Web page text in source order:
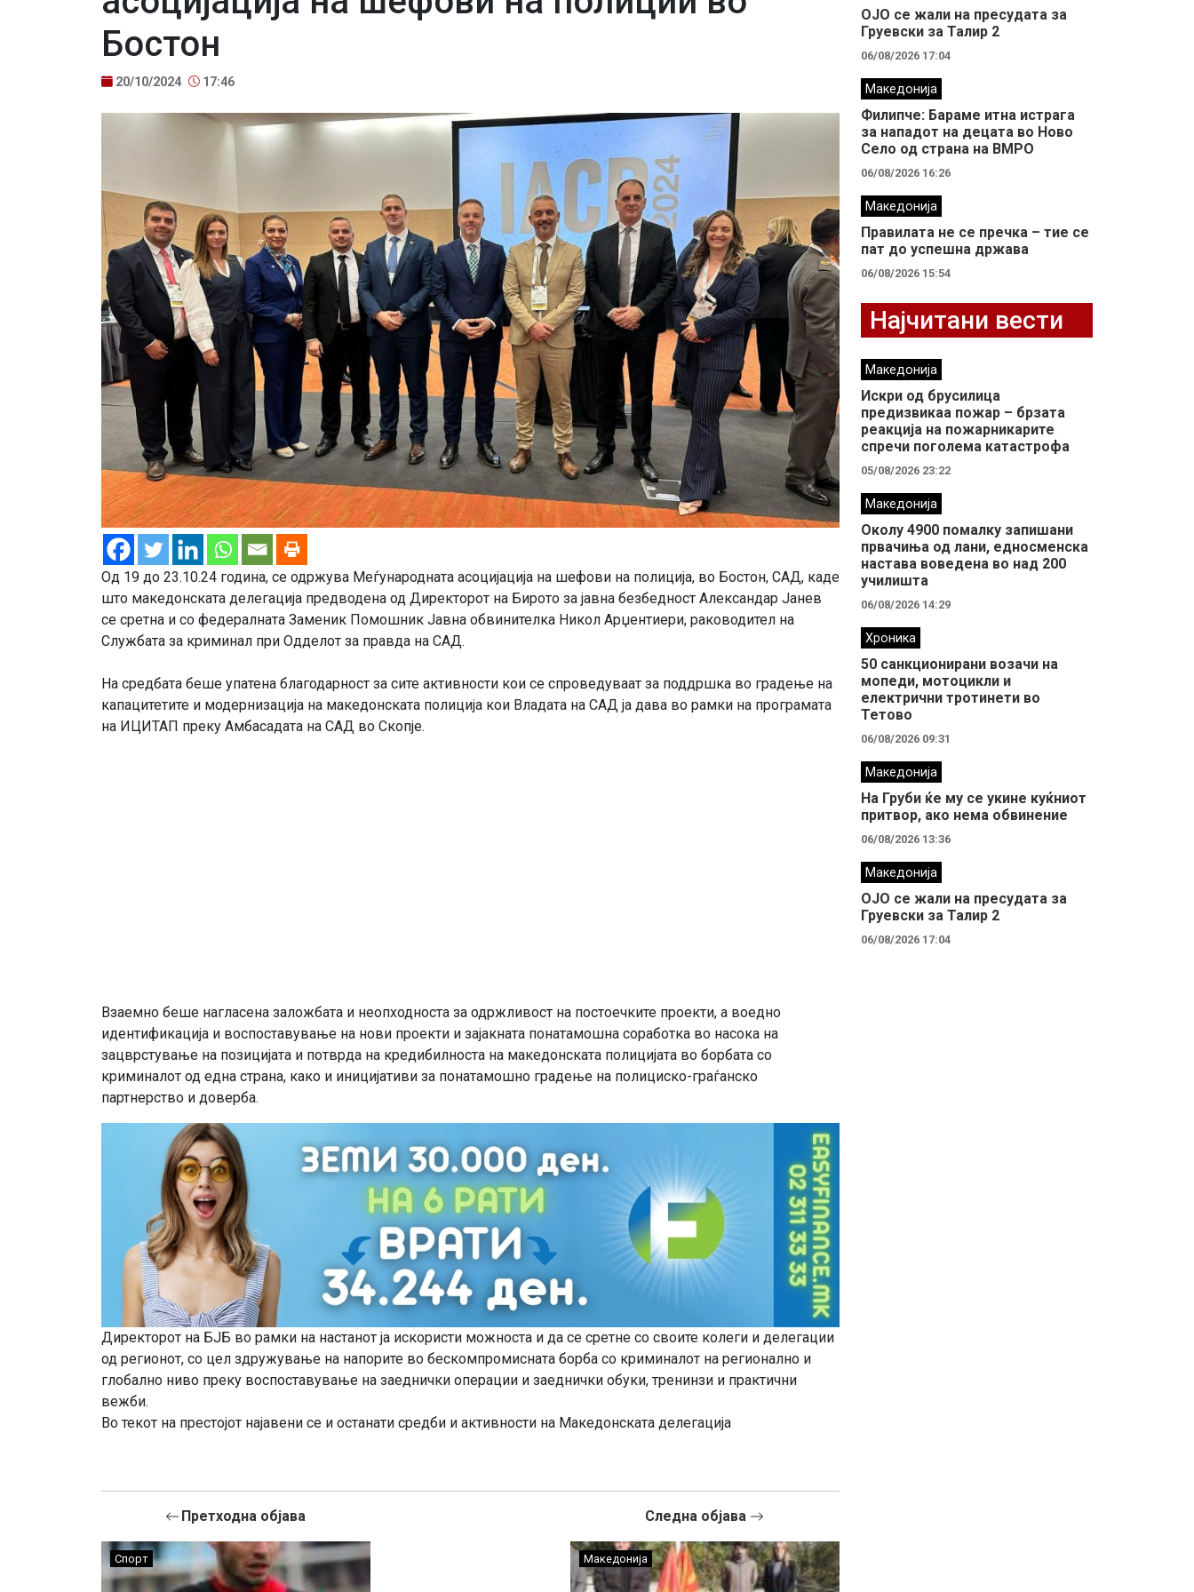
Бостон
20/10/2024 17:46
Од 19 до 23.10.24 година, се одржува Меѓународната асоцијација на шефови на полиција, во Бостон, САД, каде
што македонската делегација предводена од Директорот на Бирото за јавна безбедност Александар Јанев
се сретна и со федералнaта Заменик Помошник Јавна обвинителка Никол Арџентиери, раководител на
Службата за криминал при Одделот за правда на САД.
На средбата беше упатена благодарност за сите активности кои се спроведуваат за поддршка во градење на
капацитетите и модернизација на македонската полиција кои Владата на САД ја дава во рамки на програмата
на ИЦИТАП преку Амбасадата на САД во Скопје.
Взаемно беше нагласена заложбата и неопходноста за одржливост на постоечките проекти, а воедно
идентификација и воспоставување на нови проекти и зајакната понатамошна соработка во насока на
зацврстување на позицијата и потврда на кредибилноста на македонската полицијата во борбата со
криминалот од една страна, како и иницијативи за понатамошно градење на полициско-граѓанско
партнерство и доверба.
Директорот на БЈБ во рамки на настанот ја искористи можноста и да се сретне со своите колеги и делегации
од регионот, со цел здружување на напорите во бескомпромисната борба со криминалот на регионално и
глобално ниво преку воспоставување на заеднички операции и заеднички обуки, тренинзи и практични
вежби.
Во текот на престојот најавени се и останати средби и активности на Македонската делегација
Претходна објава
Спорт
Следна објава
Македонија
ОЈО се жали на пресудата за
Груевски за Талир 2
06/08/2026 17:04
Македонија
Филипче: Бараме итна истрага
за нападот на децата во Ново
Село од страна на ВМРО
06/08/2026 16:26
Македонија
Правилата не се пречка – тие се
пат до успешна држава
06/08/2026 15:54
Најчитани вести
Македонија
Искри од брусилица
предизвикаа пожар – брзата
реакција на пожарникарите
спречи поголема катастрофа
05/08/2026 23:22
Македонија
Околу 4900 помалку запишани
првачиња од лани, едносменска
настава воведена во над 200
училишта
06/08/2026 14:29
Хроника
50 санкционирани возачи на
мопеди, мотоцикли и
електрични тротинети во
Тетово
06/08/2026 09:31
Македонија
На Груби ќе му се укине куќниот
притвор, ако нема обвинение
06/08/2026 13:36
Македонија
ОЈО се жали на пресудата за
Груевски за Талир 2
06/08/2026 17:04